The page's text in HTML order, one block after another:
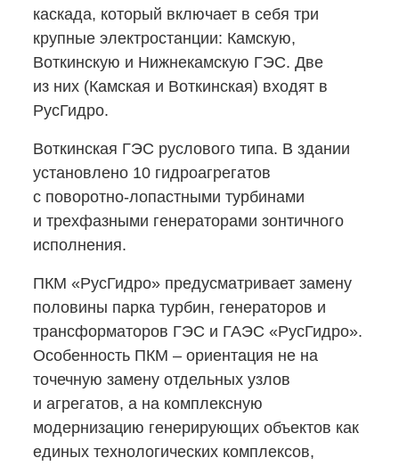
каскада, который включает в себя три
крупные электростанции: Камскую,
Воткинскую и Нижнекамскую ГЭС. Две
из них (Камская и Воткинская) входят в
РусГидро.
Воткинская ГЭС руслового типа. В здании
установлено 10 гидроагрегатов
с поворотно-лопастными турбинами
и трехфазными генераторами зонтичного
исполнения.
ПКМ «РусГидро» предусматривает замену
половины парка турбин, генераторов и
трансформаторов ГЭС и ГАЭС «РусГидро».
Особенность ПКМ – ориентация не на
точечную замену отдельных узлов
и агрегатов, а на комплексную
модернизацию генерирующих объектов как
единых технологических комплексов,